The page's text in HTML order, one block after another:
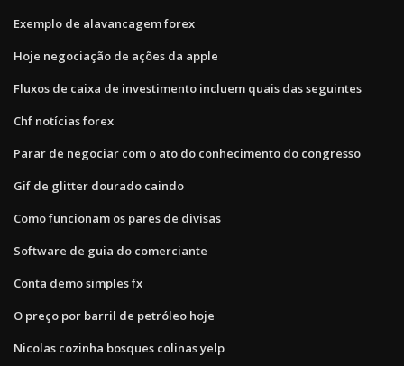
Exemplo de alavancagem forex
Hoje negociação de ações da apple
Fluxos de caixa de investimento incluem quais das seguintes
Chf notícias forex
Parar de negociar com o ato do conhecimento do congresso
Gif de glitter dourado caindo
Como funcionam os pares de divisas
Software de guia do comerciante
Conta demo simples fx
O preço por barril de petróleo hoje
Nicolas cozinha bosques colinas yelp